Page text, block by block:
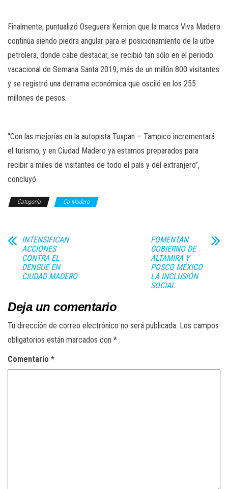
Finalmente, puntualizó Oseguera Kernion que la marca Viva Madero
continúa siendo piedra angular para el posicionamiento de la urbe
petrolera, donde cabe destacar, se recibió tan sólo en el periodo
vacacional de Semana Santa 2019, más de un millón 800 visitantes
y se registró una derrama económica que osciló en los 255
millones de pesos.
“Con las mejorías en la autopista Tuxpan – Tampico incrementará
el turismo, y en Ciudad Madero ya estamos preparados para
recibir a miles de visitantes de todo el país y del extranjero”,
concluyó.
Categoría Cd Madero
INTENSIFICAN
ACCIONES
CONTRA EL
DENGUE EN
CIUDAD MADERO
FOMENTAN
GOBIERNO DE
ALTAMIRA Y
POSCO MÉXICO
LA INCLUSIÓN
SOCIAL
Deja un comentario
Tu dirección de correo electrónico no será publicada. Los campos
obligatorios están marcados con *
Comentario *